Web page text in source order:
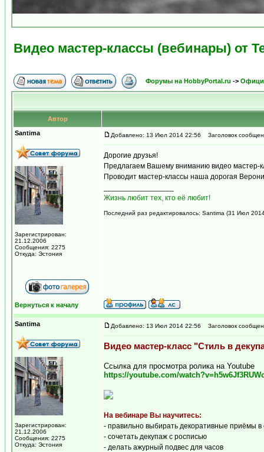
Видео мастер-классы (вебинары) от
Форумы на HobbyPortal.ru ->
Автор
Santima
Зарегистрирован:
21.12.2006
Сообщения: 2275
Откуда: Эстония
Добавлено: 13 Июл 2014 22:56 Заголовок
Дорогие друзья!
Предлагаем Вашему вниманию видео мастер-
Проводит мастер-классы наша дорогая
Жизнь любит тех, кто её любит!
Последний раз редактировалось: Santima (31 Июл
Вернуться к началу
Santima
Зарегистрирован:
21.12.2006
Сообщения: 2275
Откуда: Эстония
Добавлено: 13 Июл 2014 22:56 Заголовок
Видео мастер-класс "Стиль в
Ссылка для просмотра ролика на Youtube
https://youtube.com/
На вебинаре Вы научитесь:
- правильно выбирать декоративные приёмы
- сочетать декупаж с росписью
- делать ажурный подвес для часов